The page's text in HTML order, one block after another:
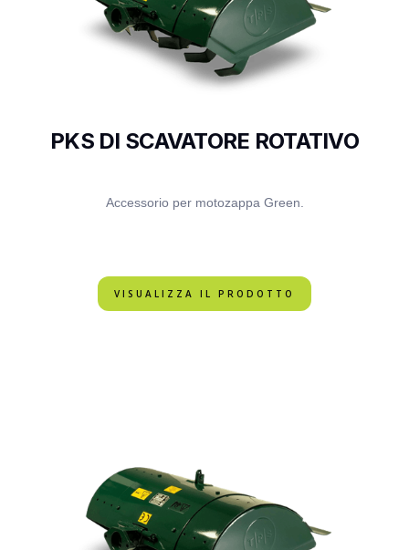
PKS DI SCAVATORE ROTATIVO
Accessorio per motozappa Green.
VISUALIZZA IL PRODOTTO